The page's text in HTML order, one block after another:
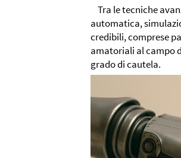
Tra le tecniche
automatica,
credibili, comprese
amatoriali al campo
grado di cautela.